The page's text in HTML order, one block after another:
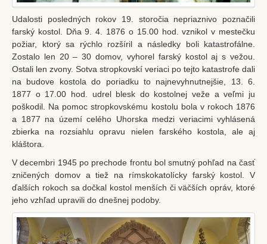
Eucharistia
Pokánie
Pomazanie chorých
Posvätný stav
Manželstvo
Katolícky pohreb
Kontakt
Udalosti posledných rokov 19. storočia nepriaznivo poznačili
farský kostol. Dňa 9. 4. 1876 o 15.00 hod. vznikol v mestečku
požiar, ktorý sa rýchlo rozšíril a následky boli katastrofálne.
Zostalo len 20 – 30 domov, vyhorel farský kostol aj s vežou.
Ostali len zvony. Sotva stropkovskí veriaci po tejto katastrofe dali
na budove kostola do poriadku to najnevyhnutnejšie, 13. 6.
1877 o 17.00 hod. udrel blesk do kostolnej veže a veľmi ju
poškodil. Na pomoc stropkovskému kostolu bola v rokoch 1876
a 1877 na území celého Uhorska medzi veriacimi vyhlásená
zbierka na rozsiahlu opravu nielen farského kostola, ale aj
kláštora.
V decembri 1945 po prechode frontu bol smutný pohľad na časť
zničených domov a tiež na rímskokatolícky farský kostol. V
ďalších rokoch sa dočkal kostol menších či väčších opráv, ktoré
jeho vzhľad upravili do dnešnej podoby.